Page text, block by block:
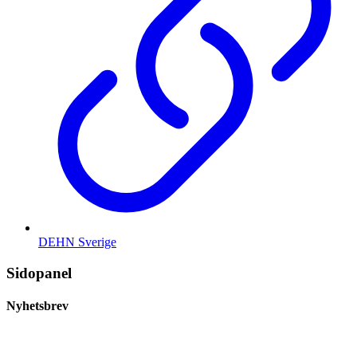
DEHN Sverige
Sidopanel
Nyhetsbrev